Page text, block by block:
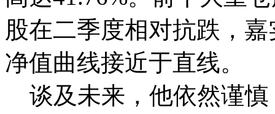
股在二季度相对抗跌，
净值曲线接近于直线。
谈及未来，他依然谨慎